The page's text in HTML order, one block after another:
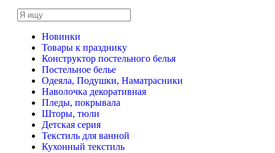
Новинки
Товары к празднику
Конструктор постельного белья
Постельное белье
Одеяла, Подушки, Наматрасники
Наволочка декоративная
Пледы, покрывала
Шторы, тюли
Детская серия
Текстиль для ванной
Кухонный текстиль